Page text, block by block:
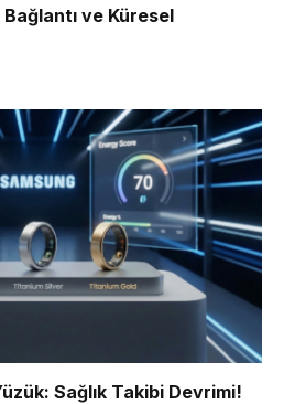
ve Küresel
Sağlık Takibi Devrimi!